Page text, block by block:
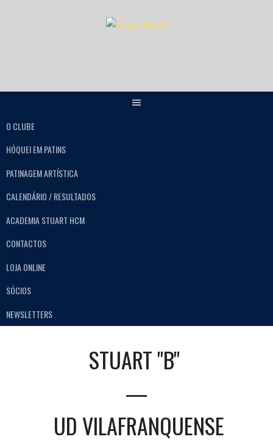
O CLUBE
HÓQUEI EM PATINS
PATINAGEM ARTÍSTICA
CALENDÁRIO / RESULTADOS
ACADEMIA STUART HCM
CONTACTOS
LOJA ONLINE
SÓCIOS
NEWSLETTERS
STUART "B"
—
UD VILAFRANQUENSE